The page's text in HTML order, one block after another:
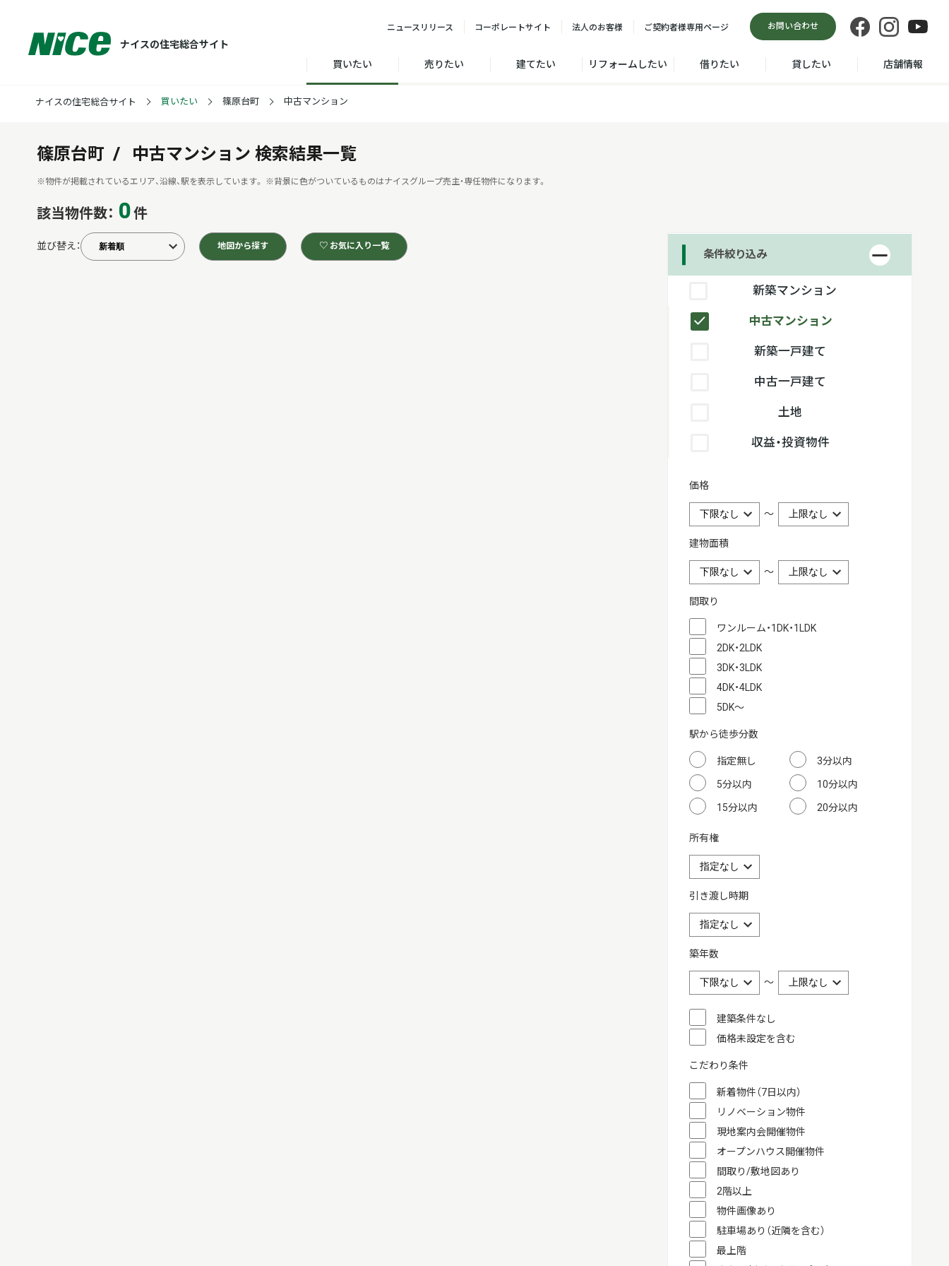
ナイスの住宅総合サイト
ニュース リリース コーポレートサイト 法人のお客様 ご契約者様専用ページ お問い合わせ
買いたい 売りたい 建てたい リフォームしたい 借りたい 貸したい 店舗情報
ナイスの住宅総合サイト 買いたい 篠原台町 中古マンション
篠原台町 中古マンション 検索結果一覧
※物件が掲載されているエリア、沿線、駅を表示しています。 ※背景に色がついているものはナイスグループ売主・専任物件になります。
該当物件数： 0 件
条件絞り込み
新築マンション
中古マンション
新築一戸建て
中古一戸建て
土地
収益・投資物件
価格
～
建物面積
～
間取り
ワンルーム・1DK・1LDK
2DK・2LDK
3DK・3LDK
4DK・4LDK
5DK～
駅から徒歩分数
指定無し 3分以内
5分以内 10分以内
15分以内 20分以内
所有権
引き渡し時期
築年数
～
建築条件なし
価格未設定を含む
こだわり条件
新着物件（7日以内）
リノベーション物件
現地案内会開催物件
オープンハウス開催物件
間取り/敷地図あり
2階以上
物件画像あり
駐車場あり（近隣を含む）
最上階
並び替え： 地図から探す ♡ お気に入り一覧